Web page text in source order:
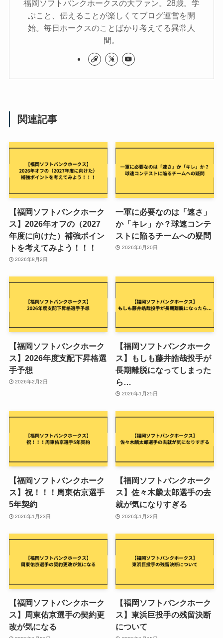
福岡ソフトバンクホークスの大ファン。28歳。学
ぶこと、伝えることが楽しくてブログ運営を開
始。毎日ホークスのことばかり考えてる異常人
間。
関連記事
【福岡ソフトバンクホーク
ス】2026年オフの（2027
年度に向けた）補強ポイン
トを考えてみよう！！！
2026年8月2日
一軍に必要なのは「速さ」
か「キレ」か？球速コンテ
ストに陥るチームへの疑問
2026年6月20日
【福岡ソフトバンクホーク
ス】2026年度支配下昇格選
手予想
2026年2月2日
【福岡ソフトバンクホーク
ス】もしも藤井皓哉投手が
長期離脱になってしまった
ら…
2026年1月25日
【福岡ソフトバンクホーク
ス】祝！！！周東佑京選手
5年契約
2026年1月23日
【福岡ソフトバンクホーク
ス】佐々木麟太郎選手の去
就が気になりすぎる
2026年1月22日
【福岡ソフトバンクホーク
ス】周東佑京選手の契約更
改が気になる
【福岡ソフトバンクホーク
ス】東浜巨投手の残留決断
について